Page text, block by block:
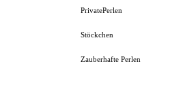
PrivatePerlen
Stöckchen
Zauberhafte Perlen